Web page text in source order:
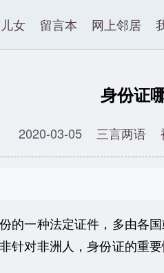
女 留言本 网上邻居
身份证
2020-03-05 三言两语
一种法定证件，多由各
对非洲人，身份证的重要